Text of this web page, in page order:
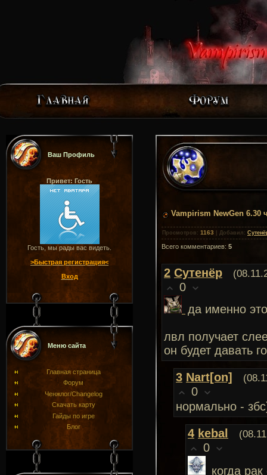
Ваш Профиль
Привет: Гость
Гость, мы рады вас видеть.
>Быстрая регистрация<
Вход
Меню сайта
Главная страница
Форум
Ченжлог/Changelog
Скачать карту
Гайды по игре
Блог
Vampirism NewGen 6.30
Просмотров : 1163 Добавил :
Всего комментариев: 5
2 Сутенёр
0
да именно
лвл получает
он будет давать
3 Nart[on]
0
нормально -
4 kebal
0
когда рак